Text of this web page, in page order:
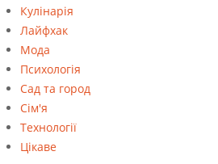
Кулінарія
Лайфхак
Мода
Психологія
Сад та город
Сім'я
Технології
Цікаве